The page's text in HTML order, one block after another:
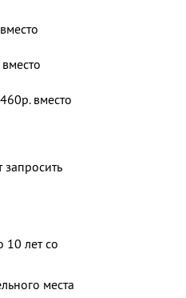
вместо
10 лет со
места